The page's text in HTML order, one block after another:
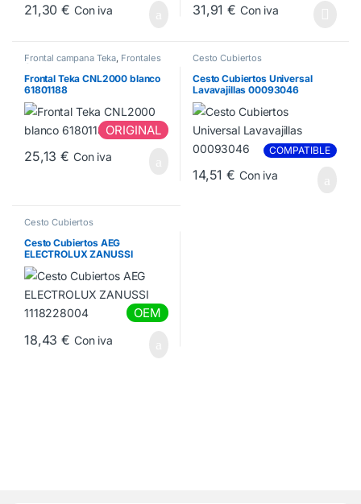
21,30€ Con iva 31,91€ Con iva
Frontal campana Teka, Frontales
Campana
Frontal Teka CNL2000 blanco
61801188
ORIGINAL
25,13€ Con iva
Cesto Cubiertos
Cesto Cubiertos Universal
Lavavajillas 00093046
COMPATIBLE
14,51€ Con iva
Cesto Cubiertos
Cesto Cubiertos AEG
ELECTROLUX ZANUSSI
1118228004
OEM
18,43€ Con iva